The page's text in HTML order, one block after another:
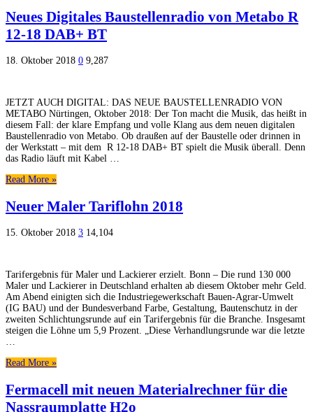
Neues Digitales Baustellenradio von Metabo R
12-18 DAB+ BT
18. Oktober 2018 0 9,287
JETZT AUCH DIGITAL: DAS NEUE BAUSTELLENRADIO VON
METABO Nürtingen, Oktober 2018: Der Ton macht die Musik, das heißt in
diesem Fall: der klare Empfang und volle Klang aus dem neuen digitalen
Baustellenradio von Metabo. Ob draußen auf der Baustelle oder drinnen in
der Werkstatt – mit dem R 12-18 DAB+ BT spielt die Musik überall. Denn
das Radio läuft mit Kabel …
Read More »
Neuer Maler Tariflohn 2018
15. Oktober 2018 3 14,104
Tarifergebnis für Maler und Lackierer erzielt. Bonn – Die rund 130 000
Maler und Lackierer in Deutschland erhalten ab diesem Oktober mehr Geld.
Am Abend einigten sich die Industriegewerkschaft Bauen-Agrar-Umwelt
(IG BAU) und der Bundesverband Farbe, Gestaltung, Bautenschutz in der
zweiten Schlichtungsrunde auf ein Tarifergebnis für die Branche. Insgesamt
steigen die Löhne um 5,9 Prozent. „Diese Verhandlungsrunde war die letzte
…
Read More »
Fermacell mit neuen Materialrechner für die
Nassraumplatte H2o